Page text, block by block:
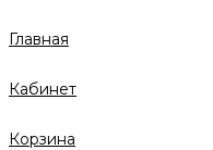
Главная
Кабинет
Корзина